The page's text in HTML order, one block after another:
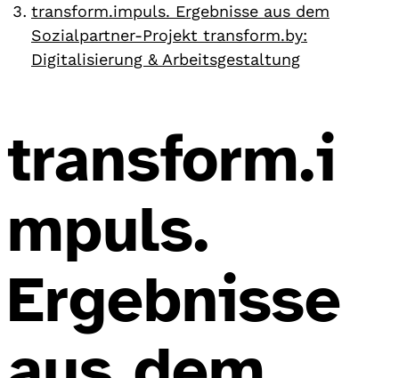
transform.impuls. Ergebnisse aus dem
Sozialpartner-Projekt transform.by:
Digitalisierung & Arbeitsgestaltung
transform.i
mpuls.
Ergebnisse